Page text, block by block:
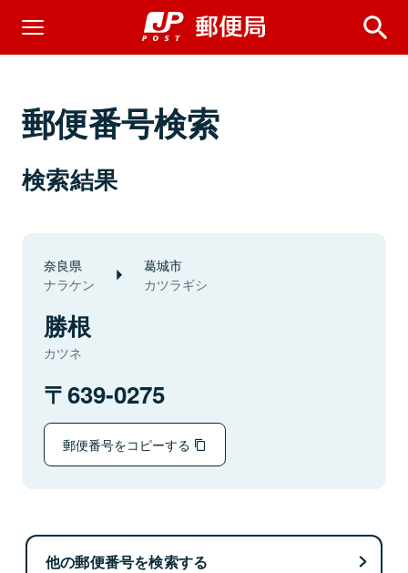
郵便番号検索
検索結果
奈良県
ナラケン
葛城市
カツラギシ
勝根
カツネ
639-0275
郵便番号をコピーする
他の郵便番号を検索する